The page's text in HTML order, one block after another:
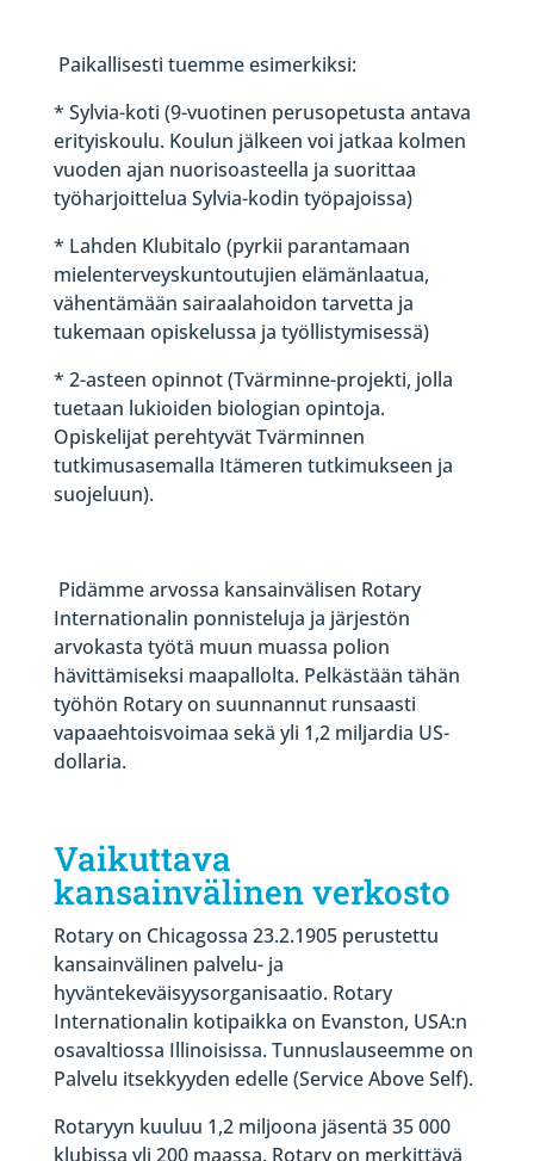
Paikallisesti tuemme esimerkiksi:
* Sylvia-koti (9-vuotinen perusopetusta antava
erityiskoulu. Koulun jälkeen voi jatkaa kolmen
vuoden ajan nuorisoasteella ja suorittaa
työharjoittelua Sylvia-kodin työpajoissa)
* Lahden Klubitalo (pyrkii parantamaan
mielenterveyskuntoutujien elämänlaatua,
vähentämään sairaalahoidon tarvetta ja
tukemaan opiskelussa ja työllistymisessä)
* 2-asteen opinnot (Tvärminne-projekti, jolla
tuetaan lukioiden biologian opintoja.
Opiskelijat perehtyvät Tvärminnen
tutkimusasemalla Itämeren tutkimukseen ja
suojeluun).
Pidämme arvossa kansainvälisen Rotary
Internationalin ponnisteluja ja järjestön
arvokasta työtä muun muassa polion
hävittämiseksi maapallolta. Pelkästään tähän
työhön Rotary on suunnannut runsaasti
vapaaehtoisvoimaa sekä yli 1,2 miljardia US-
dollaria.
Vaikuttava
kansainvälinen verkosto
Rotary on Chicagossa 23.2.1905 perustettu
kansainvälinen palvelu- ja
hyväntekeväisyysorganisaatio. Rotary
Internationalin kotipaikka on Evanston, USA:n
osavaltiossa Illinoisissa. Tunnuslauseemme on
Palvelu itsekkyyden edelle (Service Above Self).
Rotaryyn kuuluu 1,2 miljoona jäsentä 35 000
klubissa yli 200 maassa. Rotary on merkittävä